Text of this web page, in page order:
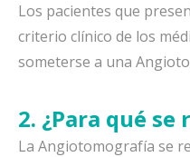
Los pacientes que
criterio clínico de los
someterse a una
2. ¿Para qué se
La Angiotomografía se